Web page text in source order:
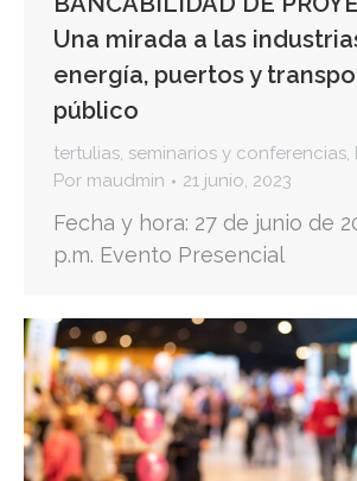
Una mirada a las
energía, puertos y
público
tertulias, seminarios y conferencias,
Por maudmin 21 junio, 2023
Fecha y hora: 27 de junio de
p.m. Evento Presencial